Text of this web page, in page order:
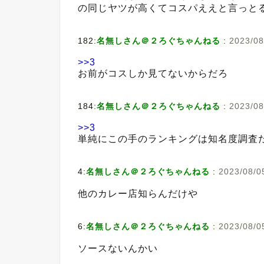
の同じヤツが高くてコスパええと言っと
182:名無しさん＠２ろぐちゃんねる : 2023/
>>3
お前がコスしか見てないからだろ
184:名無しさん＠２ろぐちゃんねる : 2023/
>>3
単純にこの手のランキングは知名度調査
4:名無しさん＠２ろぐちゃんねる : 2023/08/
他のカレー店知らんだけや
6:名無しさん＠２ろぐちゃんねる : 2023/08/
ソースないんかい